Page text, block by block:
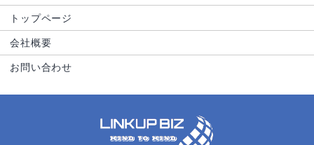
トップページ
会社概要
お問い合わせ